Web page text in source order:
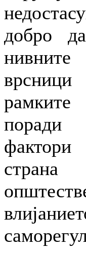
добро
нивните
рамките
поради
страна